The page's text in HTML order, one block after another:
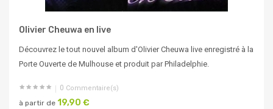
Olivier Cheuwa en live
Découvrez le tout nouvel album d'Olivier Cheuwa live enregistré à la
Porte Ouverte de Mulhouse et produit par Philadelphie.
0 Commentaire(s)
à partir de 19,90 €